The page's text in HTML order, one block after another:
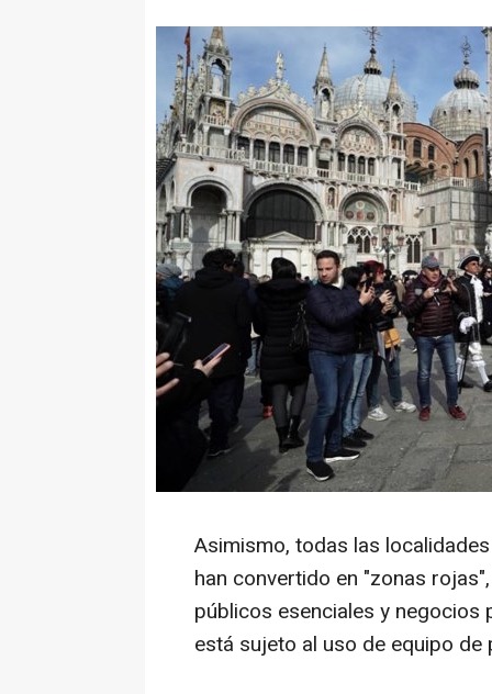
Asimismo, todas las
han convertido en "zonas
públicos esenciales y
está sujeto al uso de equipo